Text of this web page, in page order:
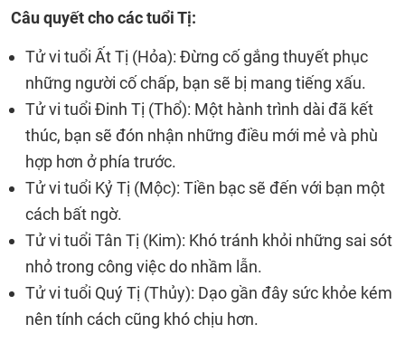
Câu quyết cho các tuổi Tị:
Tử vi tuổi Ất Tị (Hỏa): Đừng cố gắng thuyết phục
những người cố chấp, bạn sẽ bị mang tiếng xấu.
Tử vi tuổi Đinh Tị (Thổ): Một hành trình dài đã kết
thúc, bạn sẽ đón nhận những điều mới mẻ và phù
hợp hơn ở phía trước.
Tử vi tuổi Kỷ Tị (Mộc): Tiền bạc sẽ đến với bạn một
cách bất ngờ.
Tử vi tuổi Tân Tị (Kim): Khó tránh khỏi những sai sót
nhỏ trong công việc do nhầm lẫn.
Tử vi tuổi Quý Tị (Thủy): Dạo gần đây sức khỏe kém
nên tính cách cũng khó chịu hơn.